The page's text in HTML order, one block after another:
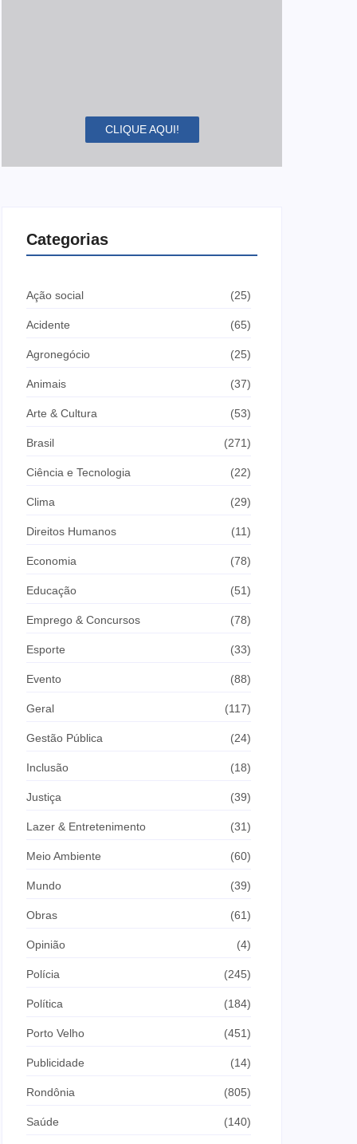
CLIQUE AQUI!
Categorias
Ação social (25)
Acidente (65)
Agronegócio (25)
Animais (37)
Arte & Cultura (53)
Brasil (271)
Ciência e Tecnologia (22)
Clima (29)
Direitos Humanos (11)
Economia (78)
Educação (51)
Emprego & Concursos (78)
Esporte (33)
Evento (88)
Geral (117)
Gestão Pública (24)
Inclusão (18)
Justiça (39)
Lazer & Entretenimento (31)
Meio Ambiente (60)
Mundo (39)
Obras (61)
Opinião (4)
Polícia (245)
Política (184)
Porto Velho (451)
Publicidade (14)
Rondônia (805)
Saúde (140)